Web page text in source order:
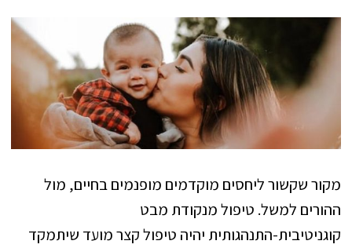
מקור שקשור ליחסים מוקדמים מופנמים בחיים, מול
ההורים למשל. טיפול מנקודת מבט
קוגניטיבית-התנהגותית יהיה טיפול קצר מועד שיתמקד